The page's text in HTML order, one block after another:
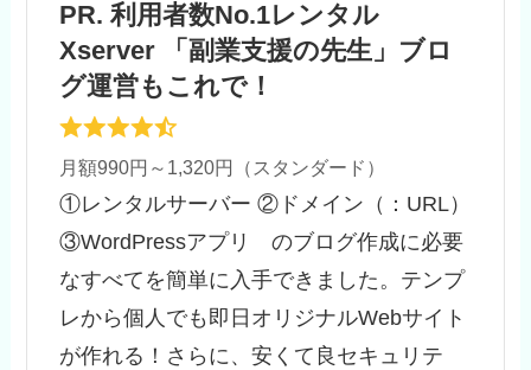
PR. 利用者数No.1レンタル
Xserver 「副業支援の先生」ブロ
グ運営もこれで！
月額990円～1,320円（スタンダード）
①レンタルサーバー ②ドメイン（：URL）
③WordPressアプリ のブログ作成に必要
なすべてを簡単に入手できました。テンプ
レから個人でも即日オリジナルWebサイト
が作れる！さらに、安くて良セキュリテ